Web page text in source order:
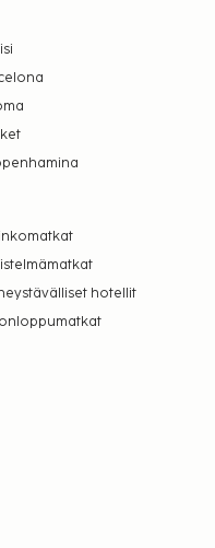
tietojen avulla.
hotellit